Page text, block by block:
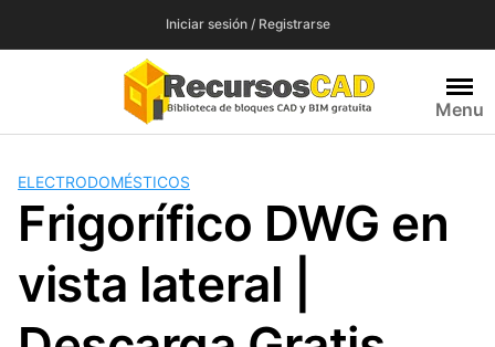
Iniciar sesión / Registrarse
Menu
ELECTRODOMÉSTICOS
Frigorífico DWG en
vista lateral |